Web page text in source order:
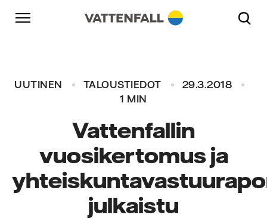
Skip to content
Päänavigaatioon
Siirry alatunnisteeseen
UUTINEN TALOUSTIEDOT
29.3.2018
1 MIN
Vattenfallin
vuosikertomus ja
julkaistu
Päänavigaatioon